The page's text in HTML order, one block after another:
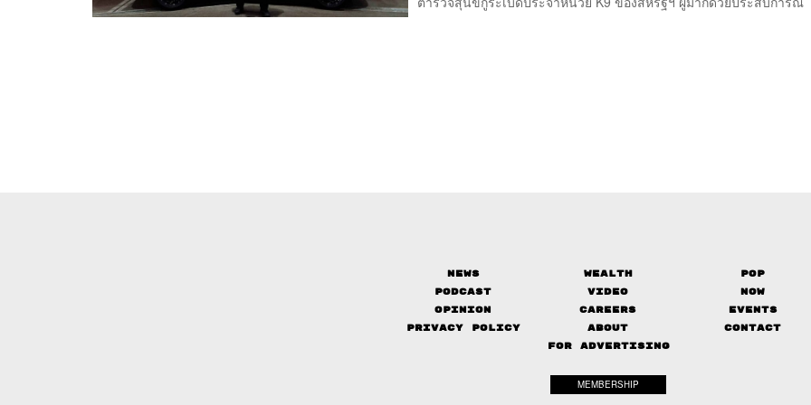
News Wealth
Pop
Podcast
Video
Now
Opinion
Careers
Events
Privacy Policy
About
Contact
FOR ADVERTISING
MEMBERSHIP